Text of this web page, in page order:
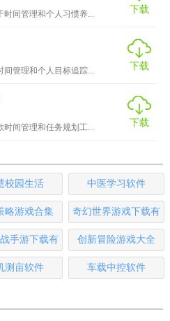
标及短期计划，助力个人成长
况的图表展示，如柱状图、饼
每日、每周的任务安排，方便
册或登录，以便享受云同步服
加新任务，填写任务名称、时
启提醒功能，并选择提醒方式
时间管理和个人习惯养...
下载
间管理和个人目标追踪...
下载
时间管理和任务规划工...
下载
校园生活 中医学习软件
略游戏合集
奇幻世界游戏下载有
哪些
手游下载有
哪些
创新冒险游戏大全
测亩软件 车载中控软件